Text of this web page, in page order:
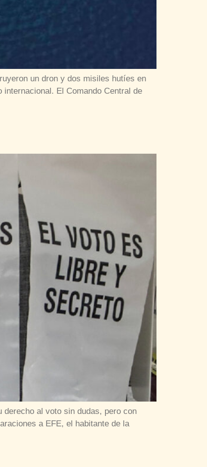
un dron y dos misiles hutíes en
El Comando Central de
al voto sin dudas, pero con
a EFE, el habitante de la